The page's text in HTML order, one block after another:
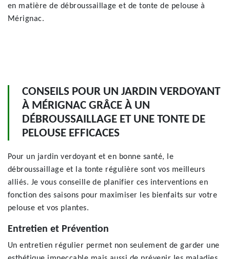
en matière de débroussaillage et de tonte de pelouse à
Mérignac.
CONSEILS POUR UN JARDIN VERDOYANT
À MÉRIGNAC GRÂCE À UN
DÉBROUSSAILLAGE ET UNE TONTE DE
PELOUSE EFFICACES
Pour un jardin verdoyant et en bonne santé, le
débroussaillage et la tonte régulière sont vos meilleurs
alliés. Je vous conseille de planifier ces interventions en
fonction des saisons pour maximiser les bienfaits sur votre
pelouse et vos plantes.
Entretien et Prévention
Un entretien régulier permet non seulement de garder une